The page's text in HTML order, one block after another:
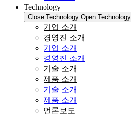
Technology
Close Technology Open Technology
기업 소개
경영진 소개
기업 소개
경영진 소개
기술 소개
제품 소개
기술 소개
제품 소개
언론보도